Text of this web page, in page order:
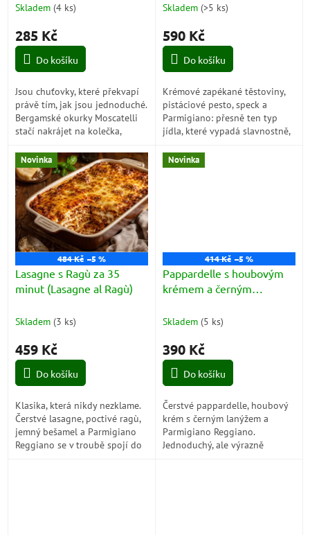
minut (Cetrioli Moscatelli
Skladem (4 ks)
285 Kč
Do košíku
Jsou chuťovky, které překvapí
právě tím, jak jsou jednoduché.
Bergamské okurky Moscatelli
stačí nakrájet na kolečka,
zasypat sýrem. Během pár
minut...
(Pasta al Forno con Pesto
Parmigiano)
Skladem (>5 ks)
590 Kč
Do košíku
Krémové zapékané těstoviny,
pistáciové pesto, speck a
Parmigiano: přesně ten typ
jídla, které vypadá slavnostně,
vaření. Stačí vše promíchat,...
Novinka
484 Kč –5 %
Lasagne s Ragù za 35
minut (Lasagne al Ragù)
Skladem (3 ks)
459 Kč
Do košíku
Klasika, která nikdy nezklame.
Čerstvé lasagne, poctivé ragù,
jemný bešamel a Parmigiano
Reggiano se v troubě spojí do
Novinka
414 Kč –5 %
Pappardelle s houbovým
krémem a černým
(Pappardelle alla Crema di
Skladem (5 ks)
390 Kč
Do košíku
Čerstvé pappardelle, houbový
krém s černým lanýžem a
Parmigiano Reggiano.
Jednoduchý, ale výrazně